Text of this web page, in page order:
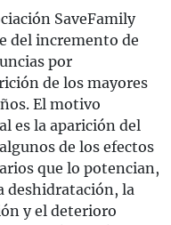
SaveFamily
del incremento de
por
de los mayores
El motivo
es la aparición del
de los efectos
que lo potencian,
deshidratación, la
y el deterioro